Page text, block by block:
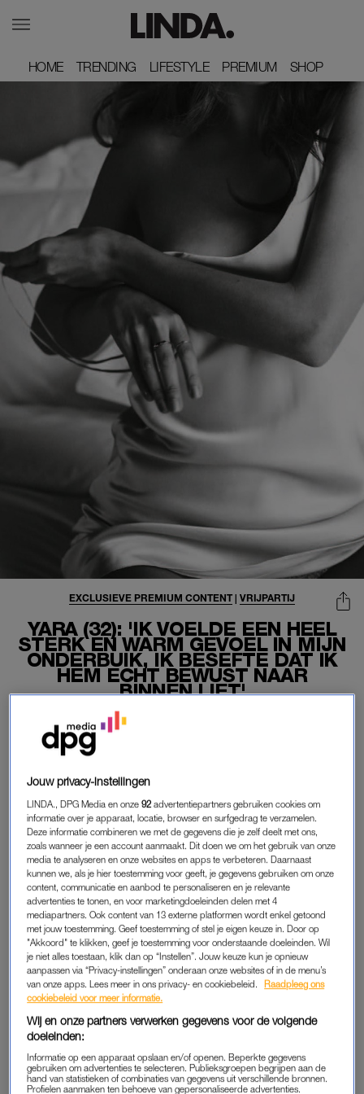
HOME
HOME TRENDING
TRENDING LIFESTYLE
LIFESTYLE PREMIUM
PREMIUM SHOP
SHOP
YARA (32): 'IK VOELDE EEN HEEL
STERK EN WARM GEVOEL IN MIJN
ONDERBUIK, IK BESEFTE DAT IK
HEM ECHT BEWUST NAAR
BINNEN LIET'
EXCLUSIEVE PREMIUM CONTENT | VRIJPARTIJ
05-06-2026
Liefdevolle momenten, baanbrekende standjes, kinky
slaapkamer: in de rubriek
eerlijk, open en gewoon over hoe zij seks beleven. Met
deze keer Yara, die rustig toewerkte naar de seks.
Yara (32): “Een vrijdagavond in maart, drie maanden geleden.
Het was de zevende date met deze man en we hadden nog
steeds geen seks gehad. Dat wil zeggen, we hadden wel
gezoend en geknuffeld maar zonder penetratieseks.”
EEN ANDERE VORM VAN INTIMITEIT
“Voor het eerst in mijn leven wilde ik het nu eens totaal anders
aanpakken. Ik had nooit moeilijk gedaan over seks met allerlei
mensen, ook niet als ik iemand nog niet goed kende, maar op
de een of andere manier werd het tijd voor iets anders, meer
intimiteit, meer diepgang. Minder haast. Minder alleen
Jouw privacy-instellingen
LINDA., DPG Media en onze92 advertentiepartners gebruiken cookies om
informatie over je apparaat, locatie, browser en surfgedrag te verzamelen.
Deze informatie combineren we met de gegevens die je zelf deelt met ons,
zoals wanneer je een account aanmaakt. Dit doen we om het gebruik van onze
media te analyseren en onze websites en apps te verbeteren. Daarnaast
kunnen we, als je hier toestemming voor geeft, je gegevens gebruiken om onze
content, communicatie en aanbod te personaliseren en je relevante
advertenties te tonen, en voor marketingdoeleinden delen met 4
mediapartners. Ook content van 13 externe platformen wordt enkel getoond
met jouw toestemming. Geef toestemming of stel je eigen keuze in. Door op
"Akkoord" te klikken, geef je toestemming voor onderstaande doeleinden. Wil
je niet alles toestaan, klik dan op “Instellen”. Jouw keuze kun je opnieuw
aanpassen via “Privacy-instellingen” onderaan onze websites of in de menu’s
van onze apps. Lees meer in ons privacy- en cookiebeleid.
Raadpleeg ons
cookiebeleid voor meer informatie.
Wij en onze partners verwerken gegevens voor de volgende
doeleinden:
Informatie op een apparaat opslaan en/of openen. Beperkte gegevens
gebruiken om advertenties te selecteren. Publieksgroepen begrijpen aan de
hand van statistieken of combinaties van gegevens uit verschillende bronnen.
Profielen aanmaken ten behoeve van gepersonaliseerde advertenties.